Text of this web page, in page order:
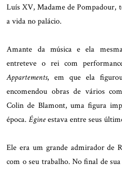
Luís XV, Madame de Pompadour,
a vida no palácio.
Amante da música e ela
entreteve o rei com
Appartements, em que ela
encomendou obras de vários
Colin de Blamont, uma figura
época.Égineestava entre seus
Ele era um grande admirador de
com o seu trabalho. No final de